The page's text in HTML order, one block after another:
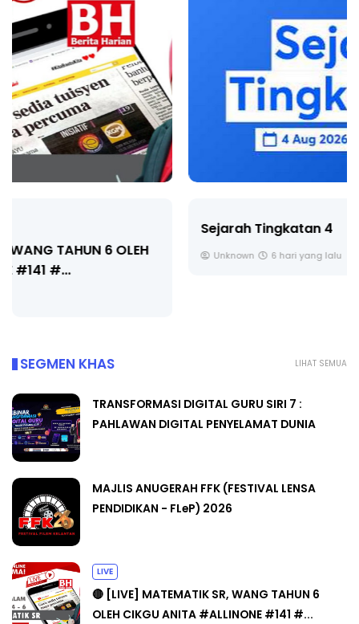
Unknown 6 hari yang lalu
LIHAT SEMUA
SEGMEN KHAS
TRANSFORMASI DIGITAL GURU SIRI 7 :
PAHLAWAN DIGITAL PENYELAMAT DUNIA
MAJLIS ANUGERAH FFK (FESTIVAL LENSA
PENDIDIKAN - FLeP) 2026
LIVE
🔴 [LIVE] MATEMATIK SR, WANG TAHUN 6
OLEH CIKGU ANITA #ALLINONE #141 #...